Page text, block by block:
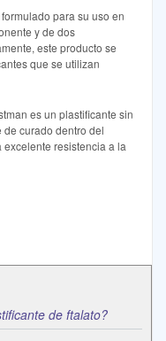
para su uso en
y de dos
este producto se
que se utilizan
es un plastificante sin
de curado dentro del
resistencia a la
de ftalato?